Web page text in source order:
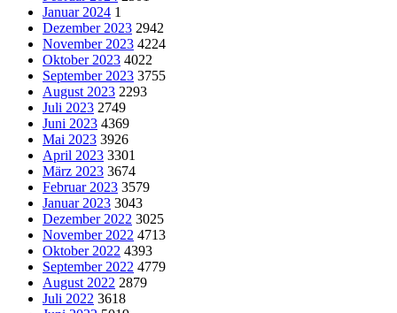
Januar 2024 1
Dezember 2023 2942
November 2023 4224
Oktober 2023 4022
September 2023 3755
August 2023 2293
Juli 2023 2749
Juni 2023 4369
Mai 2023 3926
April 2023 3301
März 2023 3674
Februar 2023 3579
Januar 2023 3043
Dezember 2022 3025
November 2022 4713
Oktober 2022 4393
September 2022 4779
August 2022 2879
Juli 2022 3618